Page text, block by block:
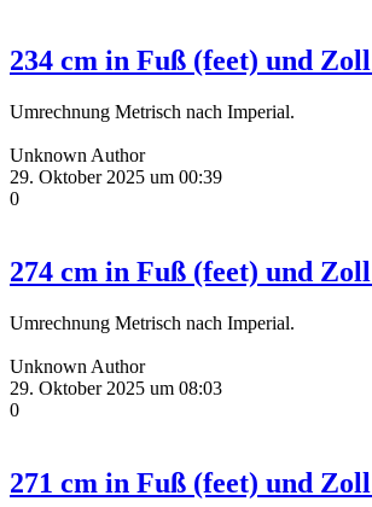
234 cm in Fuß (feet) und
Umrechnung Metrisch nach Imperial.
Unknown Author
29. Oktober 2025 um 00:39
0
274 cm in Fuß (feet) und
Umrechnung Metrisch nach Imperial.
Unknown Author
29. Oktober 2025 um 08:03
0
271 cm in Fuß (feet) und